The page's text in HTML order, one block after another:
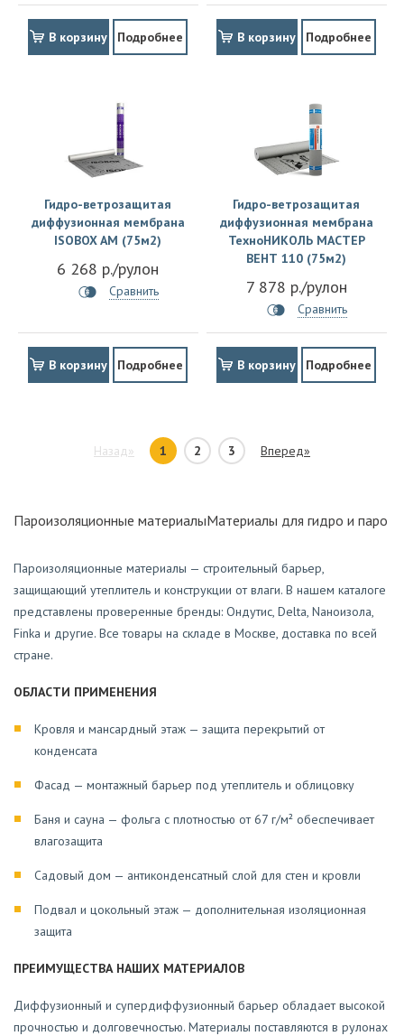
В корзину Подробнее В корзину Подробнее
Гидро-ветрозащитая
диффузионная мембрана
ISOBOX AM (75м2)
6 268 р./рулон
Сравнить
В корзину Подробнее
Гидро-ветрозащитая
диффузионная мембрана
ТехноНИКОЛЬ МАСТЕР
ВЕНТ 110 (75м2)
7 878 р./рулон
Сравнить
В корзину Подробнее
Назад» 1 2 3 Вперед»
Пароизоляционные материалыМатериалы для гидро и паро
Пароизоляционные материалы — строительный барьер,
защищающий утеплитель и конструкции от влаги. В нашем каталоге
представлены проверенные бренды: Ондутис, Delta, Naноизола,
Finka и другие. Все товары на складе в Москве, доставка по всей
стране.
ОБЛАСТИ ПРИМЕНЕНИЯ
Кровля и мансардный этаж — защита перекрытий от
конденсата
Фасад — монтажный барьер под утеплитель и облицовку
Баня и сауна — фольга с плотностью от 67 г/м² обеспечивает
влагозащита
Садовый дом — антиконденсатный слой для стен и кровли
Подвал и цокольный этаж — дополнительная изоляционная
защита
ПРЕИМУЩЕСТВА НАШИХ МАТЕРИАЛОВ
Диффузионный и супердиффузионный барьер обладает высокой
прочностью и долговечностью. Материалы поставляются в рулонах